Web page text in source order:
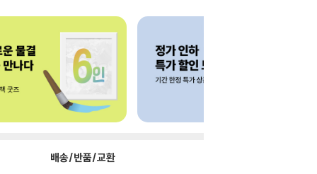
배송/반품/교환